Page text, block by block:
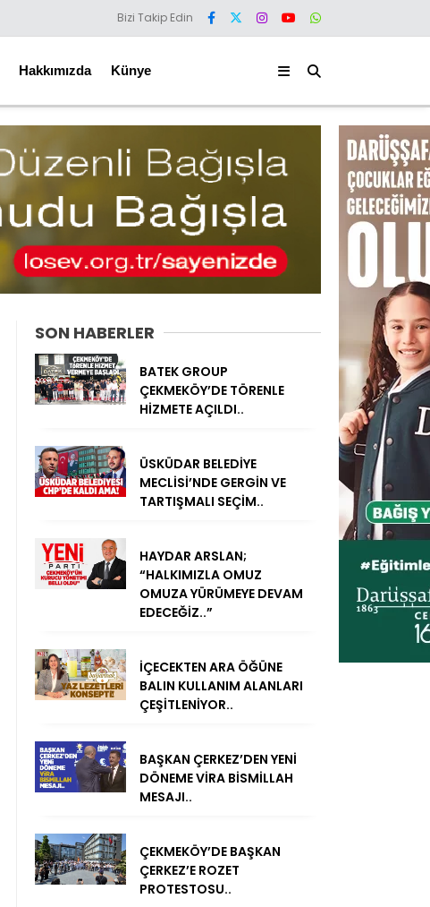
Bizi Takip Edin
Hakkımızda Künye
SON HABERLER
BATEK GROUP
ÇEKMEKÖY’DE TÖRENLE
HİZMETE AÇILDI..
ÜSKÜDAR BELEDİYE
MECLİSİ’NDE GERGİN VE
TARTIŞMALI SEÇİM..
HAYDAR ARSLAN;
“HALKIMIZLA OMUZ
OMUZA YÜRÜMEYE DEVAM
EDECEĞİZ..”
İÇECEKTEN ARA ÖĞÜNE
BALIN KULLANIM ALANLARI
ÇEŞİTLENİYOR..
BAŞKAN ÇERKEZ’DEN YENİ
DÖNEME VİRA BİSMİLLAH
MESAJI..
ÇEKMEKÖY’DE BAŞKAN
ÇERKEZ’E ROZET
PROTESTOSU..